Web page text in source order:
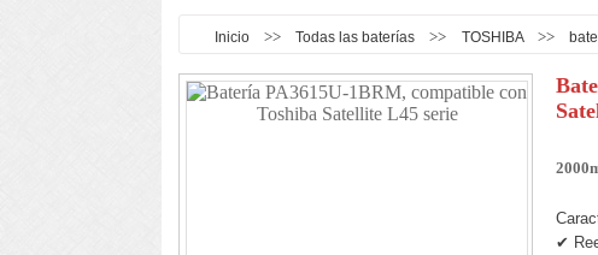
Inicio >> Todas las baterías >> TOSHIBA >>
✔